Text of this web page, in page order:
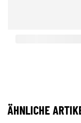
ÄHNLICHE